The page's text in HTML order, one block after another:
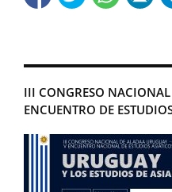
III CONGRESO
ENCUENTRO DE